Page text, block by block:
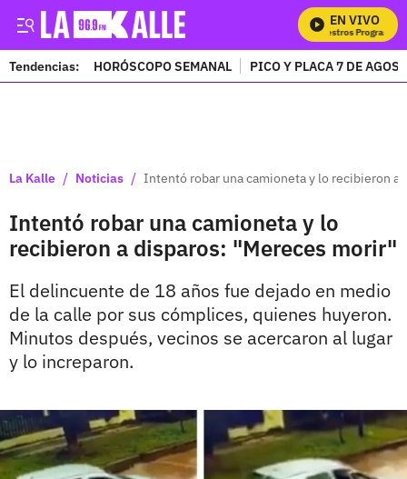
EN VIVO
Mira Todos Nuestros Programas
Tendencias: HORÓSCOPO SEMANAL PICO Y PLACA 7 DE
La Kalle / Noticias / Intentó robar una camioneta y lo recibieron a
Intentó robar una camioneta y lo
recibieron a disparos: "Mereces morir"
El delincuente de 18 años fue dejado en medio
de la calle por sus cómplices, quienes huyeron.
Minutos después, vecinos se acercaron al lugar
y lo increparon.